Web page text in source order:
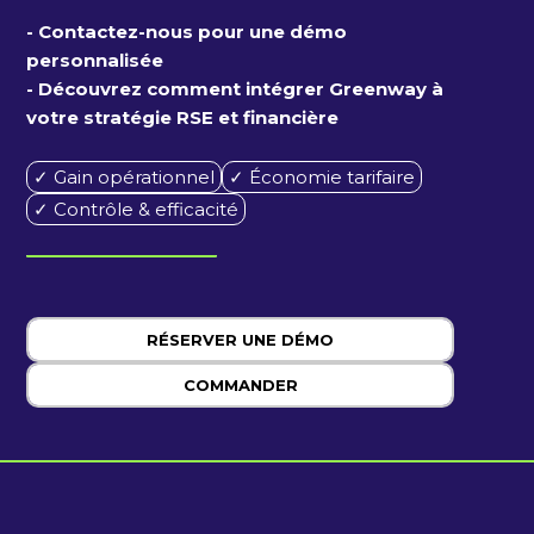
- Contactez-nous pour une démo
personnalisée
- Découvrez comment intégrer Greenway à
votre stratégie RSE et financière
✓ Gain opérationnel
✓ Économie tarifaire
✓ Contrôle & efficacité
RÉSERVER UNE DÉMO
COMMANDER